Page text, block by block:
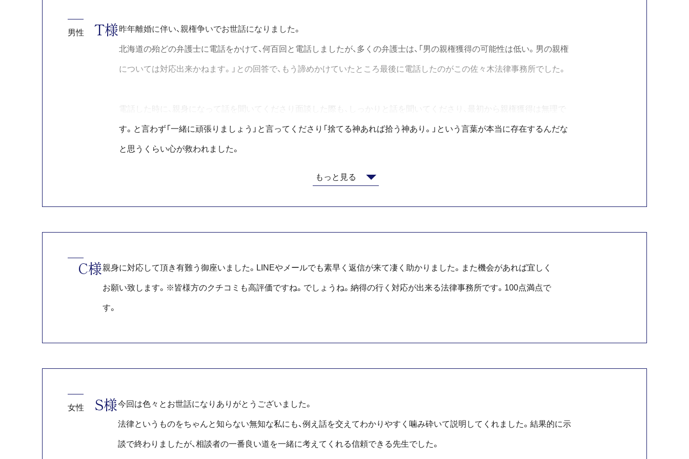
男性 T様昨年離婚に伴い、親権争いでお世話になりました。
北海道の殆どの弁護士に電話をかけて、何百回と電話しましたが、多くの弁護士は、「男の親権獲得の可能性は低い。男の親権
については対応出来かねます。」との回答で、もう諦めかけていたところ最後に電話したのがこの佐々木法律事務所でした。
電話した時に、親身になって話を聞いてくださり面談した際も、しっかりと話を聞いてくださり、最初から親権獲得は無理で
す。と言わず「一緒に頑張りましょう」と言ってくださり「捨てる神あれば拾う神あり。」という言葉が本当に存在するんだな
と思うくらい心が救われました。
なかなか私は仕事の関係で、面談することや電話をしてご相談する事が厳しかった為、佐々木先生にご相談したところ私のや
りやすいやり方で合わせてもらい大変助かりました。
いざ裁判等が始まると専門用語ばかりで何もわからず、聞きやすい先生ではないと相談したい事があっても躊躇してしまう
場面が絶対出てきます。
際は、どうぞ宜しくお願い申し上げます。口コミ投稿遅くなり申し訳ございませんでした。どうぞお身体にお気をつけてこれ
からも悩んでる人を救ってください。
もっと見る
C様親身に対応して頂き有難う御座いました。LINEやメールでも素早く返信が来て凄く助かりました。また機会があれば宜しく
お願い致します。※皆様方のクチコミも高評価ですね。でしょうね。納得の行く対応が出来る法律事務所です。100点満点で
す。
女性 S様今回は色々とお世話になりありがとうございました。
法律というものをちゃんと知らない無知な私にも、例え話を交えてわかりやすく噛み砕いて説明してくれました。結果的に示
談で終わりましたが、相談者の一番良い道を一緒に考えてくれる信頼できる先生でした。